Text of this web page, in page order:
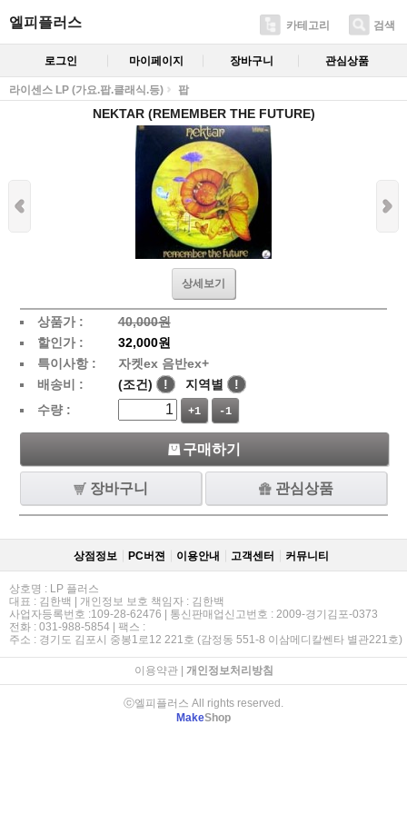
엘피플러스 카테고리 검색
로그인 마이페이지 장바구니 관심상품
라이센스 LP (가요.팝.클래식.등) 팝
NEKTAR (REMEMBER THE FUTURE)
상세보기
상품가 :
40,000원
할인가 :
32,000원
특이사항 :
자켓ex 음반ex+
배송비 :
(조건) ! 지역별
!
수량 :
+1 -1
구매하기
장바구니 관심상품
상점정보 PC버젼 이용안내 고객센터 커뮤니티
상호명 : LP 플러스
대표 : 김한백 | 개인정보 보호 책임자 : 김한백
사업자등록번호 :109-28-62476 | 통신판매업신고번호 : 2009-경기김포-0373
전화 : 031-988-5854 | 팩스 :
주소 : 경기도 김포시 중봉1로12 221호 (감정동 551-8 이삼메디칼쎈타 별관221호)
이용약관| 개인정보처리방침
ⓒ엘피플러스 All rights reserved.
MakeShop